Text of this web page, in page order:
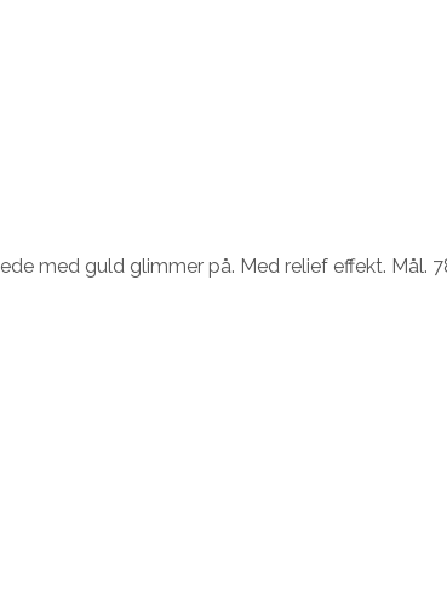
med guld glimmer på. Med relief effekt. Mål.